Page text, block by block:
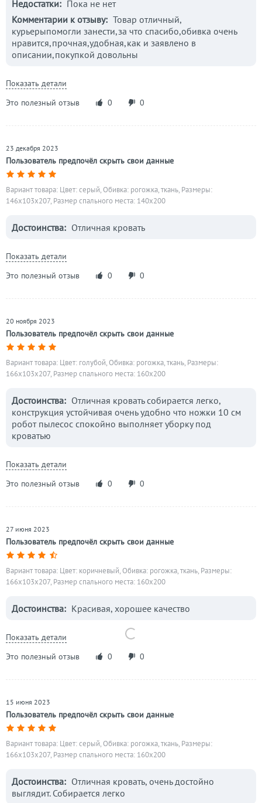
Недостатки: Пока не нет
Комментарии к отзыву: Товар отличный,
курьерыпомогли занести,за что спасибо,обивка очень
нравится,прочная,удобная,как и заявлено в
описании,покупкой довольны
Показать детали
Это полезный отзыв
0 0
Пользователь предпочёл скрыть свои данные
23 декабря 2023
Вариант товара: Цвет: серый, Обивка: рогожка, ткань, Размеры:
146x103x207, Размер спального места: 140х200
Достоинства: Отличная кровать
Показать детали
Это полезный отзыв
0 0
Пользователь предпочёл скрыть свои данные
20 ноября 2023
Вариант товара: Цвет: голубой, Обивка: рогожка, ткань, Размеры:
166x103x207, Размер спального места: 160х200
Достоинства: Отличная кровать собирается легко,
конструкция устойчивая очень удобно что ножки 10 см
робот пылесос спокойно выполняет уборку под
кроватью
Показать детали
Это полезный отзыв
0 0
Пользователь предпочёл скрыть свои данные
27 июня 2023
Вариант товара: Цвет: коричневый, Обивка: рогожка, ткань, Размеры:
166x103x207, Размер спального места: 160х200
Достоинства: Красивая, хорошее качество
Показать детали
Это полезный отзыв
0 0
Пользователь предпочёл скрыть свои данные
15 июня 2023
Вариант товара: Цвет: серый, Обивка: рогожка, ткань, Размеры:
166x103x207, Размер спального места: 160х200
Достоинства: Отличная кровать, очень достойно
выглядит. Собирается легко